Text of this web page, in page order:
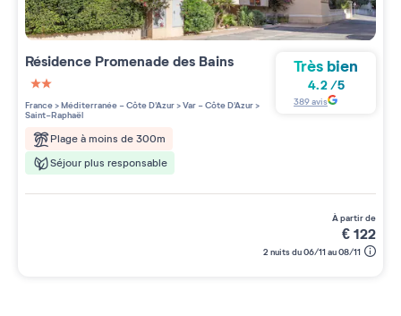
Résidence Promenade des Bains
2 étoiles sur 5
France>Méditerranée - Côte D'Azur>Var - Côte D'Azur>
Saint-Raphaël
Plage à moins de 300m
Séjour plus responsable
Très bien
4.2/5
389avis
à partir de
€122
2 nuits du 06/11 au 08/11